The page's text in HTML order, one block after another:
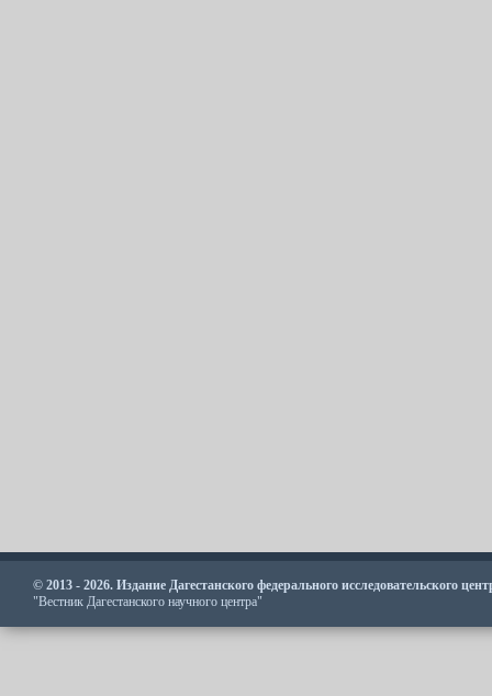
© 2013 - 2026. Издание Дагестанского федерального исследовательского
"Вестник Дагестанского научного центра"